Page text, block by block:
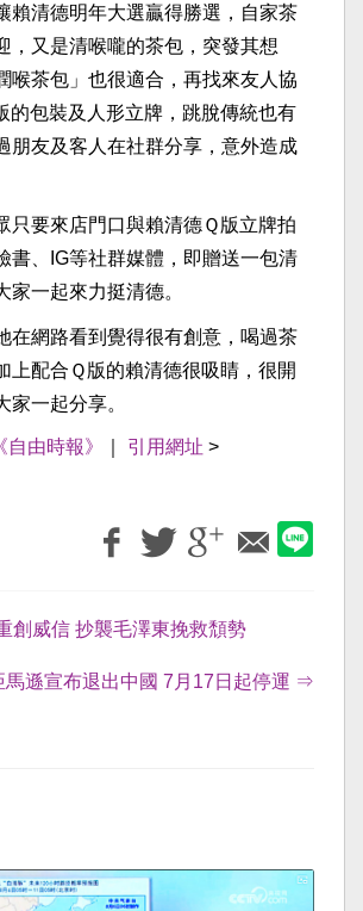
賴清德明年大選贏得勝選，自家茶
，又是清喉嚨的茶包，突發其想
喉茶包」也很適合，再找來友人協
的包裝及人形立牌，跳脫傳統也有
朋友及客人在社群分享，意外造成
只要來店門口與賴清德Ｑ版立牌拍
書、IG等社群媒體，即贈送一包清
家一起來力挺清德。
在網路看到覺得很有創意，喝過茶
上配合Ｑ版的賴清德很吸睛，很開
家一起分享。
《自由時報》 引用網址 >
創威信 抄襲毛澤東挽救頹勢
馬遜宣布退出中國 7月17日起停運 ⇒